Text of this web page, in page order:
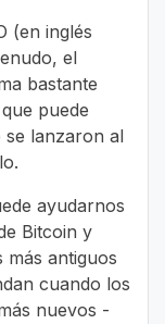
(en inglés
el
bastante
puede
se lanzaron al
ayudarnos
Bitcoin y
antiguos
cuando los
nuevos -